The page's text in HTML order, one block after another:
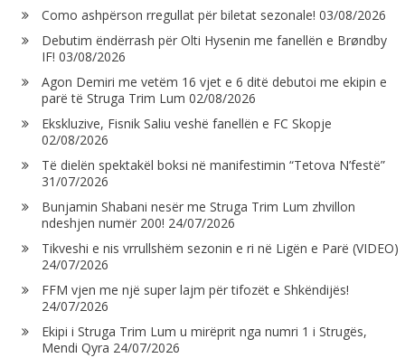
Como ashpërson rregullat për biletat sezonale! 03/08/2026
Debutim ëndërrash për Olti Hysenin me fanellën e Brøndby
IF! 03/08/2026
Agon Demiri me vetëm 16 vjet e 6 ditë debutoi me ekipin e
parë të Struga Trim Lum 02/08/2026
Ekskluzive, Fisnik Saliu veshë fanellën e FC Skopje
02/08/2026
Të dielën spektakël boksi në manifestimin “Tetova N’festë”
31/07/2026
Bunjamin Shabani nesër me Struga Trim Lum zhvillon
ndeshjen numër 200! 24/07/2026
Tikveshi e nis vrrullshëm sezonin e ri në Ligën e Parë (VIDEO)
24/07/2026
FFM vjen me një super lajm për tifozët e Shkëndijës!
24/07/2026
Ekipi i Struga Trim Lum u mirëprit nga numri 1 i Strugës,
Mendi Qyra 24/07/2026